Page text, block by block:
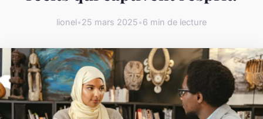
lionel•25 mars 2025•6 min de lecture